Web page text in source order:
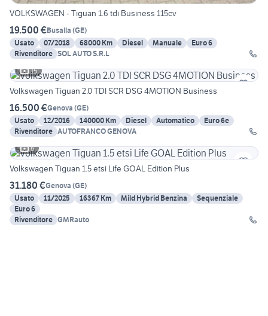
VOLKSWAGEN - Tiguan 1.6 tdi Business 115cv
19.500 €Busalla (GE)
Usato
07/2018 68000 Km Diesel Manuale
Euro 6
Rivenditore SOL AUTO S.R.L
15
Volkswagen Tiguan 2.0 TDI SCR DSG 4MOTION Business
16.500 €Genova (GE)
Usato
12/2016 140000 Km Diesel Automatico
Euro 6e
Rivenditore AUTOFRANCO GENOVA
6
Volkswagen Tiguan 1.5 etsi Life GOAL Edition Plus
31.180 €Genova (GE)
Usato
11/2025 16367 Km Mild Hybrid Benzina
Sequenziale
Euro 6
Rivenditore GMRauto